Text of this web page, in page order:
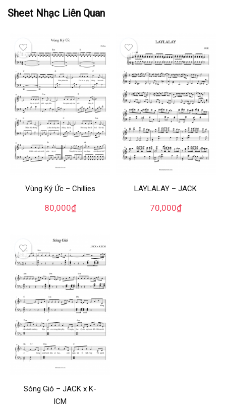
Sheet Nhạc Liên Quan
Vùng Ký Ức – Chillies
80,000₫
LAYLALAY – JACK
70,000₫
Sóng Gió – JACK x K-
ICM